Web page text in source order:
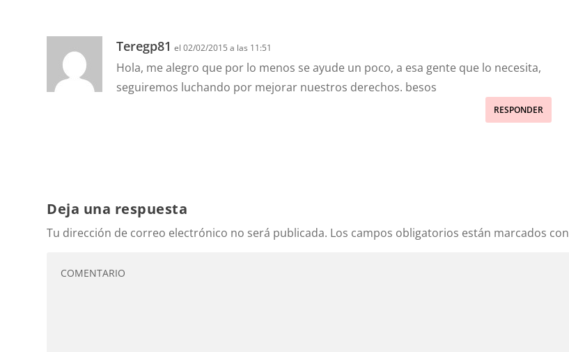
Teregp81 el 02/02/2015 a las 11:51
Hola, me alegro que por lo menos se ayude un poco, a esa gente que lo necesita,
seguiremos luchando por mejorar nuestros derechos. besos
RESPONDER
Deja una respuesta
Tu dirección de correo electrónico no será publicada. Los campos obligatorios están marcados con